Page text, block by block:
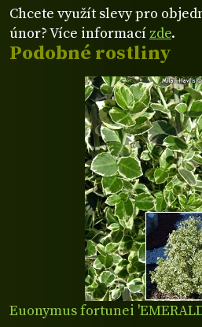
Podobné rostliny
Euonymus fortunei
Chcete využít slevy pro
únor? Více informací zde.